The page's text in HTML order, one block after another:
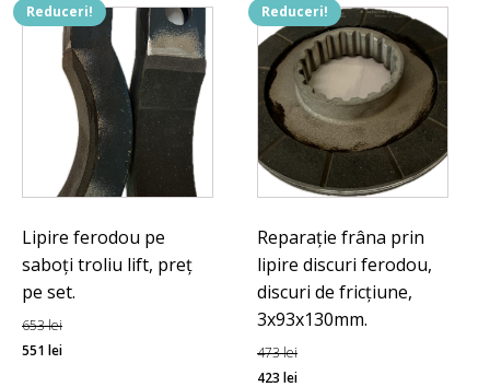
Reduceri!
Lipire ferodou pe
saboți troliu lift, preț
pe set.
653lei
Prețul
551 leiPrețul
Reduceri!
Reparație frâna prin
lipire discuri ferodou,
discuri de fricțiune,
3x93x130mm.
473lei
Prețul
423leiPrețul